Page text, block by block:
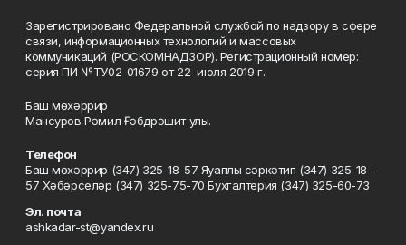
Зарегистрировано Федеральной службой по надзору в сфере
связи, информационных технологий и массовых
коммуникаций (РОСКОМНАДЗОР). Регистрационный номер:
серия ПИ №ТУ02-01679 от 22 июля 2019 г.
Баш мөхәррир
Мансуров Рәмил Ғәбдрәшит улы.
Телефон
Баш мөхәррир (347) 325-18-57 Яуаплы сәркәтип (347) 325-18-
57 Хәбәрселәр (347) 325-75-70 Бухгалтерия (347) 325-60-73
Эл. почта
ashkadar-st@yandex.ru